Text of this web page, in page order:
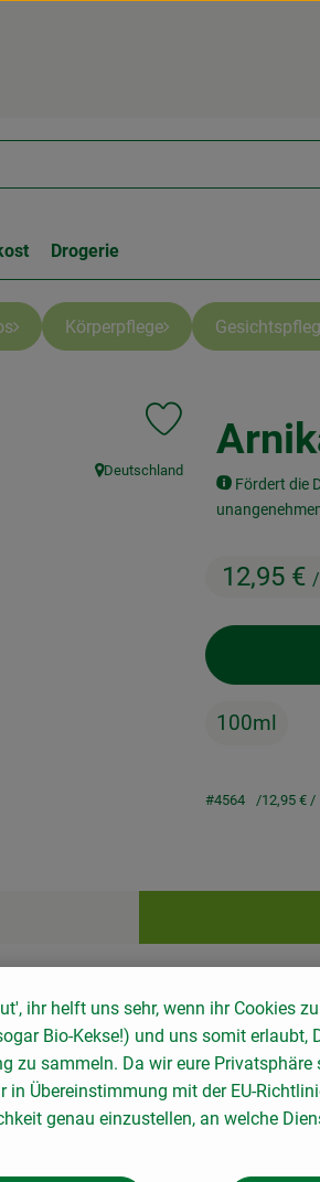
Drogerie
Körperpflege
Fördert die
12,95 €
Produkt zu Favouriten
, Herkunft:
Deutschland
100ml
#4564 12,95 € /
Rezepte
Rezepte gefunden.
Muskelkater.
ihr helft uns sehr, wenn ihr Cookies
Bio-Kekse!) und uns somit erlaubt,
zu sammeln. Da wir eure Privatsphäre
in Übereinstimmung mit der EU-
genau einzustellen, an welche